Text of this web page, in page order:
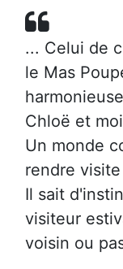
... Celui de
le Mas
Chloë et
Un monde
rendre
Il sait
visiteur
voisin ou